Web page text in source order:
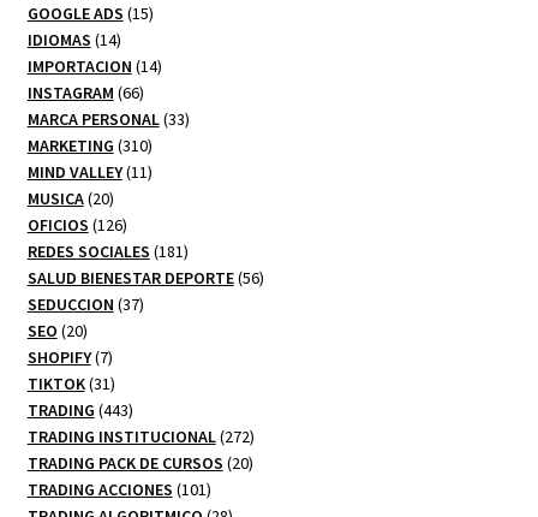
productos
GOOGLE ADS 1515
IDIOMAS 1414
productos
IMPORTACION 1414
INSTAGRAM 6666
productos
MARCA PERSONAL 3333
MARKETING 310310
productos
MIND VALLEY 1111
MUSICA 2020
productos
OFICIOS 126126
productos
REDES SOCIALES 181181
productos
SALUD BIENESTAR DEPORTE 5656
SEDUCCION 3737
SEO 2020
productos
SHOPIFY 77
productos
TIKTOK 3131
productos
TRADING 443443
productos
TRADING INSTITUCIONAL 272272
productos
TRADING PACK DE CURSOS 2020
TRADING ACCIONES 101101